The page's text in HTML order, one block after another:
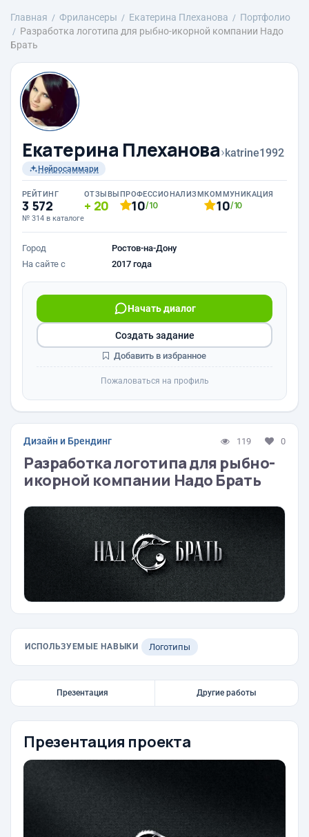
Главная Фрилансеры Екатерина Плеханова
Портфолио
Разработка логотипа для рыбно-икорной компании Надо
Брать
Екатерина Плеханова›katrine1992
Нейросаммари
РЕЙТИНГ
3 572
№ 314 в каталоге
ОТЗЫВЫ
20
ПРОФЕССИОНАЛИЗМ
10/10
КОММУНИКАЦИЯ
10/10
Город
Ростов-на-Дону
На сайте с
2017 года
Начать диалог
Создать задание
Добавить в избранное
Пожаловаться на профиль
Дизайн и Брендинг 119 0
Разработка логотипа для рыбно-
икорной компании Надо Брать
ИСПОЛЬЗУЕМЫЕ НАВЫКИ Логотипы
Презентация Другие работы
Презентация проекта